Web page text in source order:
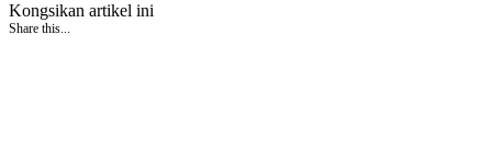
Kongsikan artikel ini
Share this...